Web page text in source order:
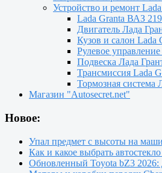
Устройство и ремонт
Lada Granta ВАЗ
Двигатель Лада
Кузов и салон Lada
Рулевое
Подвеска Лада
Трансмиссия Lada
Тормозная система
Магазин "Autosecret.net"
Новое:
Упал предмет с высоты на
Как и какое выбрать
Обновленный Toyota bZ3 2026: